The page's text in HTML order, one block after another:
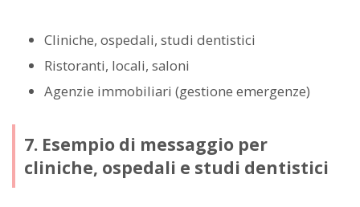
Cliniche, ospedali, studi dentistici
Ristoranti, locali, saloni
Agenzie immobiliari (gestione emergenze)
7. Esempio di messaggio per
cliniche, ospedali e studi dentistici